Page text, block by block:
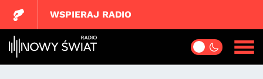
WSPIERAJ RADIO